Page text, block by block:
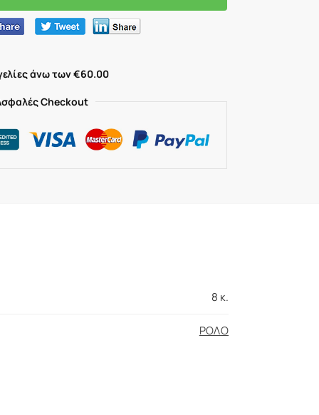
άνω των €60.00
Checkout
8 κ.
ΡΟΛΟ